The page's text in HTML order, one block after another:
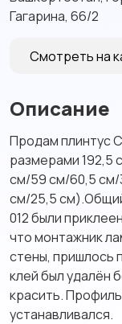
Гагарина, 66/2
Смотреть на
Описание
Продам плинтус
размерами 192,5
см/59 см/60,5 см/
см/25,5 см).Общий
012 были
что монтажник
стены, пришлось
клей был удалён
красить. Профиль
устанавливался.